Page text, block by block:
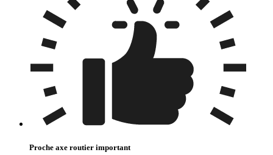
Proche axe routier important